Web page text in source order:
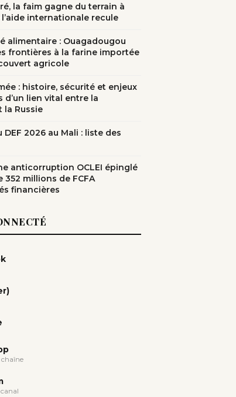
la faim gagne du terrain à
internationale recule
alimentaire : Ouagadougou
frontières à la farine importée
agricole
: histoire, sécurité et enjeux
d’un lien vital entre la
la Russie
DEF 2026 au Mali : liste des
anticorruption OCLEI épinglé
352 millions de FCFA
financières
chaîne